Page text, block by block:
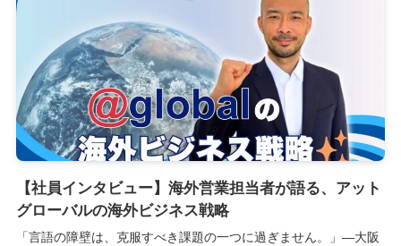
【社員インタビュー】海外営業担当者が語る、アット
グローバルの海外ビジネス戦略
「言語の障壁は、克服すべき課題の一つに過ぎません。」―大阪